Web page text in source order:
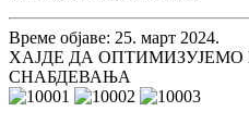
Време објаве: 25. март 2024.
ХАЈДЕ ДА
СНАБДЕВАЊА